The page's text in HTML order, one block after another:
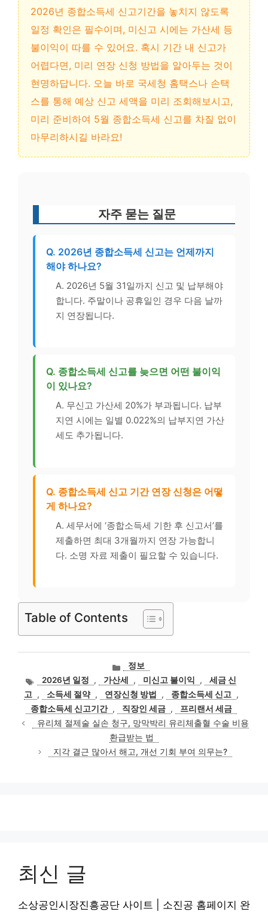
2026년 종합소득세 신고기간을 놓치지 않도록
일정 확인은 필수이며, 미신고 시에는 가산세 등
불이익이 따를 수 있어요. 혹시 기간 내 신고가
어렵다면, 미리 연장 신청 방법을 알아두는 것이
현명하답니다. 오늘 바로 국세청 홈택스나 손택
스를 통해 예상 신고 세액을 미리 조회해보시고,
미리 준비하여 5월 종합소득세 신고를 차질 없이
마무리하시길 바라요!
자주 묻는 질문
Q. 2026년 종합소득세 신고는 언제까지
해야 하나요?
A. 2026년 5월 31일까지 신고 및 납부해야
합니다. 주말이나 공휴일인 경우 다음 날까
지 연장됩니다.
Q. 종합소득세 신고를 늦으면 어떤 불이익
이 있나요?
A. 무신고 가산세 20%가 부과됩니다. 납부
지연 시에는 일별 0.022%의 납부지연 가산
세도 추가됩니다.
Q. 종합소득세 신고 기간 연장 신청은 어떻
게 하나요?
A. 세무서에 ‘종합소득세 기한 후 신고서’를
제출하면 최대 3개월까지 연장 가능합니
다. 소명 자료 제출이 필요할 수 있습니다.
Table of Contents
카
테
고
리
정보
태2026년 일정 , 가산세 , 미신고 불이익 ,
세금 신
고 , 소득세 절약 , 연장신청 방법 , 종합소득세 신고 ,
종합소득세 신고기간 , 직장인 세금 ,
프리랜서 세금
유리체 절제술 실손 청구, 망막박리 유리체출혈 수술 비용
환급받는 법
지각 결근 많아서 해고, 개선 기회 부여 의무는?
최신 글
소상공인시장진흥공단 사이트 | 소진공 홈페이지 완